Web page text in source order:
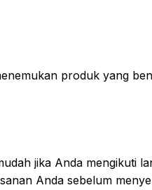
produk yang
jika Anda mengikuti
Anda sebelum